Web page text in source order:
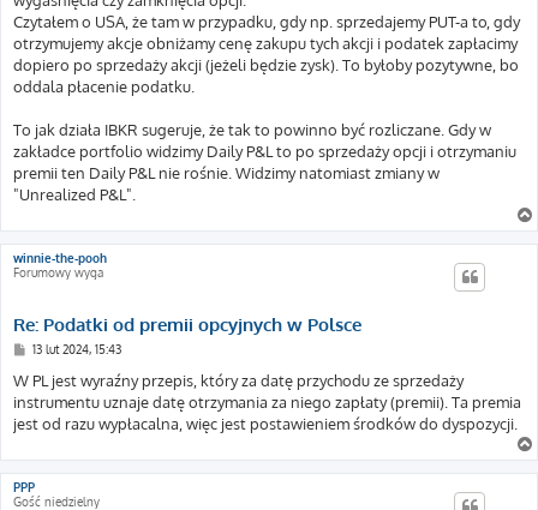
Czytałem o USA, że tam w przypadku, gdy np. sprzedajemy PUT-a to, gdy
otrzymujemy akcje obniżamy cenę zakupu tych akcji i podatek zapłacimy
dopiero po sprzedaży akcji (jeżeli będzie zysk). To byłoby pozytywne, bo
oddala płacenie podatku.
To jak działa IBKR sugeruje, że tak to powinno być rozliczane. Gdy w
zakładce portfolio widzimy Daily P&L to po sprzedaży opcji i otrzymaniu
premii ten Daily P&L nie rośnie. Widzimy natomiast zmiany w
"Unrealized P&L".
winnie-the-pooh
Forumowy wyga
Re: Podatki od premii opcyjnych w Polsce
P
s
13 lut 2024, 15:43
W PL jest wyraźny przepis, który za datę przychodu ze sprzedaży
instrumentu uznaje datę otrzymania za niego zapłaty (premii). Ta premia
jest od razu wypłacalna, więc jest postawieniem środków do dyspozycji.
PPP
Gość niedzielny